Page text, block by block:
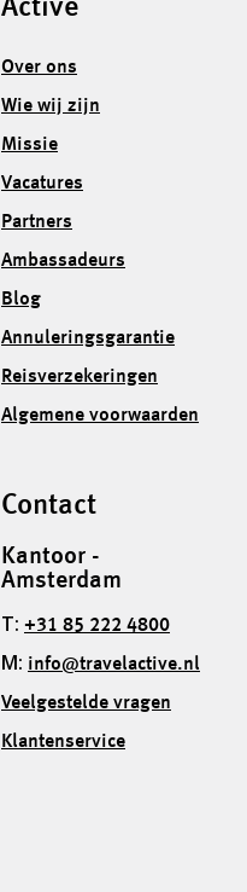
Active
Over ons
Wie wij zijn
Missie
Vacatures
Partners
Ambassadeurs
Blog
Annuleringsgarantie
Reisverzekeringen
Algemene voorwaarden
Contact
Kantoor -
Amsterdam
T: +31 85 222 4800
M: info@travelactive.nl
Veelgestelde vragen
Klantenservice